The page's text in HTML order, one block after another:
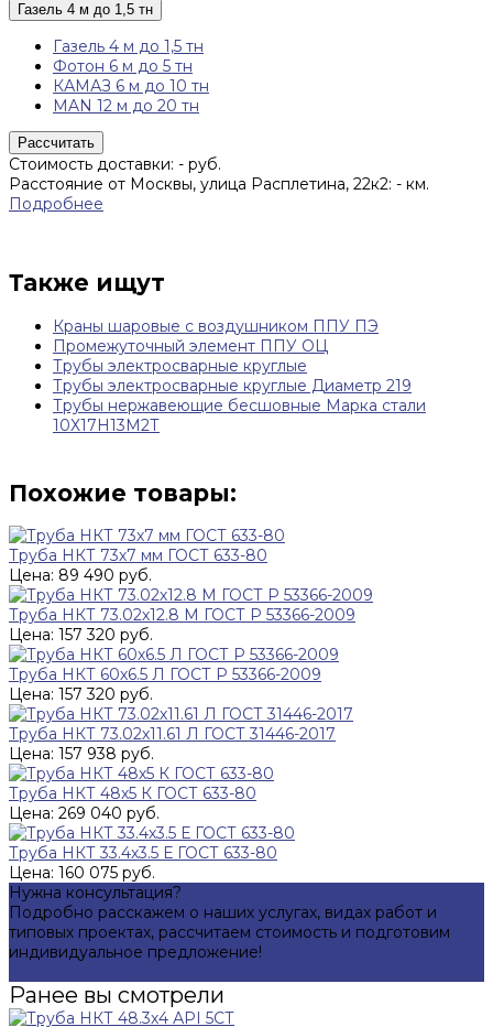
Газель 4 м до 1,5 тн
Газель 4 м до 1,5 тн
Фотон 6 м до 5 тн
КАМАЗ 6 м до 10 тн
MAN 12 м до 20 тн
Рассчитать
Стоимость доставки: - руб.
Расстояние от Москвы, улица Расплетина, 22к2: - км.
Подробнее
Также ищут
Краны шаровые с воздушником ППУ ПЭ
Промежуточный элемент ППУ ОЦ
Трубы электросварные круглые
Трубы электросварные круглые Диаметр 219
Трубы нержавеющие бесшовные Марка стали
10Х17Н13М2Т
Похожие товары:
Труба НКТ 73х7 мм ГОСТ 633-80
Цена: 89 490 руб.
Труба НКТ 73.02х12.8 М ГОСТ Р 53366-2009
Цена: 157 320 руб.
Труба НКТ 60х6.5 Л ГОСТ Р 53366-2009
Цена: 157 320 руб.
Труба НКТ 73.02х11.61 Л ГОСТ 31446-2017
Цена: 157 938 руб.
Труба НКТ 48х5 К ГОСТ 633-80
Цена: 269 040 руб.
Труба НКТ 33.4х3.5 Е ГОСТ 633-80
Цена: 160 075 руб.
Нужна консультация?
Подробно расскажем о наших услугах, видах работ и
типовых проектах, рассчитаем стоимость и подготовим
индивидуальное предложение!
Ранее вы смотрели